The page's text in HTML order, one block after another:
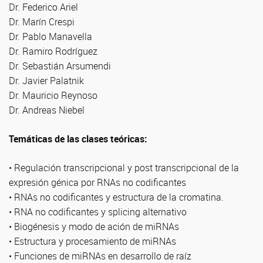
Dr. Federico Ariel
Dr. Marín Crespi
Dr. Pablo Manavella
Dr. Ramiro Rodríguez
Dr. Sebastián Arsumendi
Dr. Javier Palatnik
Dr. Mauricio Reynoso
Dr. Andreas Niebel
Temáticas de las clases teóricas:
• Regulación transcripcional y post transcripcional de la
expresión génica por RNAs no codificantes
• RNAs no codificantes y estructura de la cromatina.
• RNA no codificantes y splicing alternativo
• Biogénesis y modo de ación de miRNAs
• Estructura y procesamiento de miRNAs
• Funciones de miRNAs en desarrollo de raíz